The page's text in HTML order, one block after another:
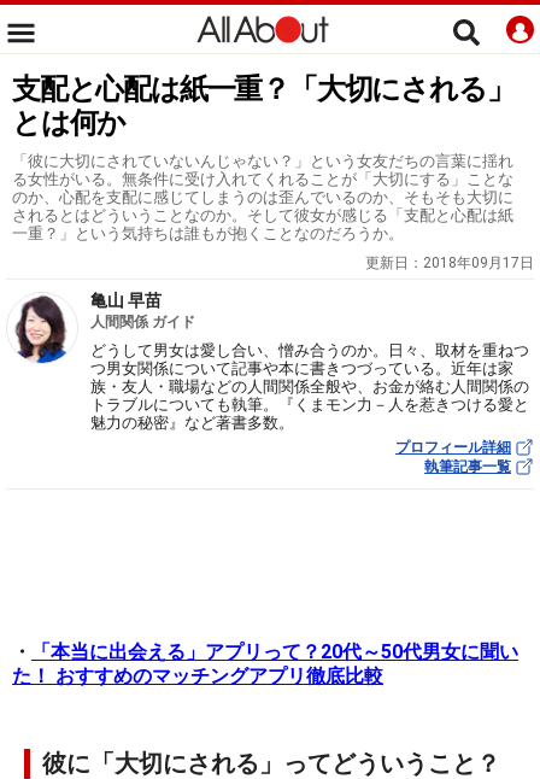
支配と心配は紙一重？「大切にされる」
とは何か
「彼に大切にされていないんじゃない？」という女友だちの言葉に揺れ
る女性がいる。無条件に受け入れてくれることが「大切にする」ことな
のか、心配を支配に感じてしまうのは歪んでいるのか、そもそも大切に
されるとはどういうことなのか。そして彼女が感じる「支配と心配は紙
一重？」という気持ちは誰もが抱くことなのだろうか。
更新日： 2018年09月17日
亀山 早苗
人間関係 ガイド
どうして男女は愛し合い、憎み合うのか。日々、取材を重ねつ
つ男女関係について記事や本に書きつづっている。近年は家
族・友人・職場などの人間関係全般や、お金が絡む人間関係の
トラブルについても執筆。『くまモン力－人を惹きつける愛と
魅力の秘密』など著書多数。
プロフィール詳細
執筆記事一覧
・
「本当に出会える」アプリって？20代～50代男女に聞い
た！ おすすめのマッチングアプリ徹底比較
彼に「大切にされる」ってどういうこと？